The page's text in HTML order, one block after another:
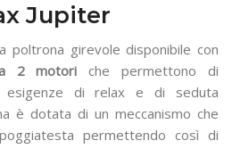
Jupiter
poltrona girevole disponibile con
2 motori che permettono di
esigenze di relax e di seduta
è dotata di un meccanismo che
permettendo così di